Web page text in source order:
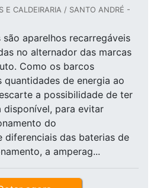
E CALDEIRARIA / SANTO ANDRÉ -
aparelhos recarregáveis
no alternador das marcas
Como os barcos
de energia ao
a possibilidade de ter
disponível, para evitar
do
diferenciais das baterias de
a amperag...